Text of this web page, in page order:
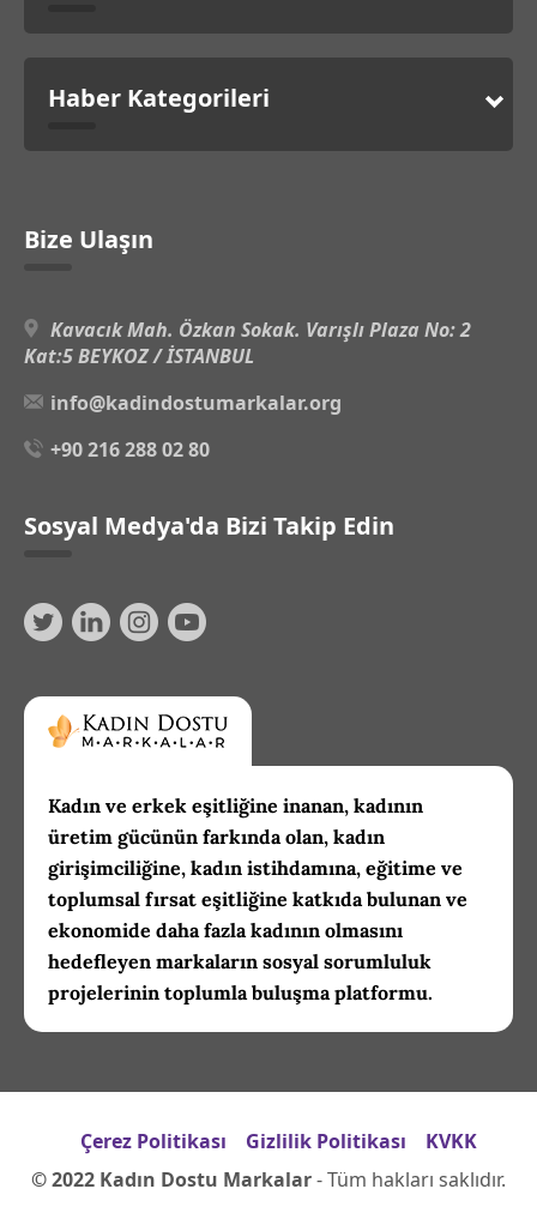
Haber Kategorileri
Bize Ulaşın
Kavacık Mah. Özkan Sokak. Varışlı Plaza No: 2
Kat:5 BEYKOZ / İSTANBUL
info@kadindostumarkalar.org
+90 216 288 02 80
Sosyal Medya'da Bizi Takip Edin
Kadın ve erkek eşitliğine inanan, kadının
üretim gücünün farkında olan, kadın
girişimciliğine, kadın istihdamına, eğitime ve
toplumsal fırsat eşitliğine katkıda bulunan ve
ekonomide daha fazla kadının olmasını
hedefleyen markaların sosyal sorumluluk
projelerinin toplumla buluşma platformu.
Çerez Politikası Gizlilik Politikası
KVKK
© 2022 Kadın Dostu Markalar- Tüm hakları saklıdır.